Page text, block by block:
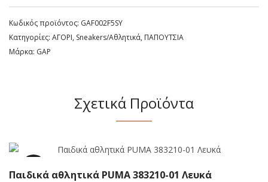
Κωδικός προϊόντος: GAF002F5SY
Κατηγορίες: ΑΓΟΡΙ, Sneakers/Aθλητικά, ΠΑΠΟΥΤΣΙΑ
Μάρκα: GAP
Σχετικά Προϊόντα
Παιδικά αθλητικά PUMA 383210-01 Λευκά